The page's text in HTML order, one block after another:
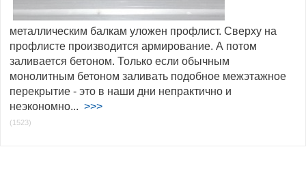
металлическим балкам уложен профлист. Сверху на
профлисте производится армирование. А потом
заливается бетоном. Только если обычным
монолитным бетоном заливать подобное межэтажное
перекрытие - это в наши дни непрактично и
неэкономно... >>>
(1523)